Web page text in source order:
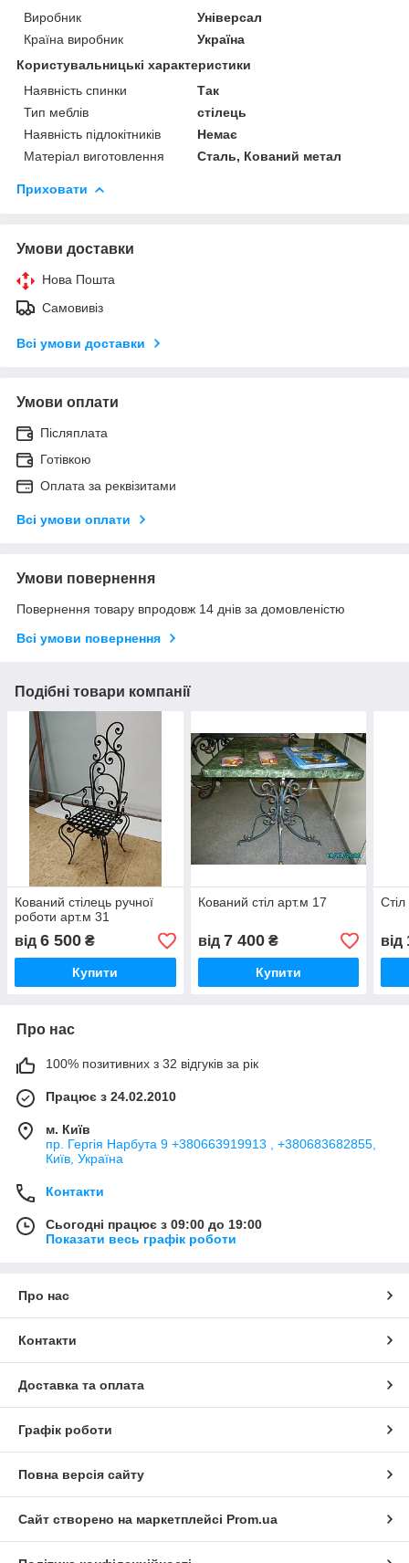
Виробник
Універсал
Країна виробник
Україна
Користувальницькі характеристики
Наявність спинки
Так
Тип меблів
стілець
Наявність підлокітників
Немає
Матеріал виготовлення
Сталь, Кований метал
Приховати
Умови доставки
Нова Пошта
Самовивіз
Всі умови доставки
Умови оплати
Післяплата
Готівкою
Оплата за реквізитами
Всі умови оплати
Умови повернення
Повернення товару впродовж 14 днів за домовленістю
Всі умови повернення
Подібні товари компанії
Кований стілець ручної
роботи арт.м 31
від 6 500 ₴
Купити
Кований стіл арт.м 17
від 7 400₴
Купити
від
Про нас
100% позитивних з 32 відгуків за рік
Працює з 24.02.2010
м. Київ
пр. Гергія Нарбута 9 +380663919913 , +380683682855,
Київ, Україна
Контакти
Сьогодні працює з 09:00 до 19:00
Показати весь графік роботи
Про нас
Контакти
Доставка та оплата
Графік роботи
Повна версія сайту
Сайт створено на маркетплейсі Prom.ua